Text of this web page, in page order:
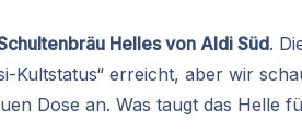
Helles von Aldi Süd.
Kultstatus“ erreicht, aber wir
Dose an. Was taugt das Helle